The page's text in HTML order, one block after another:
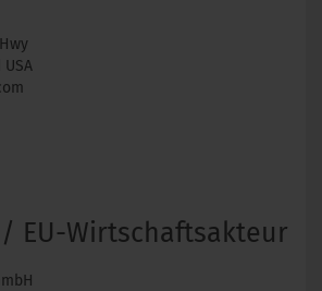
EU-Wirtschaftsakteur